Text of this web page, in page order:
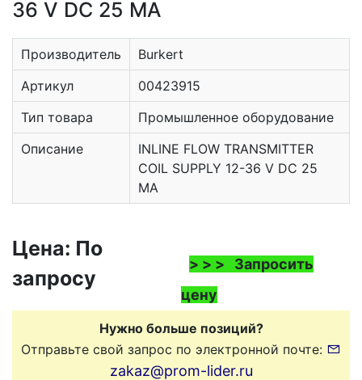
36 V DC 25 MA
Производитель
Burkert
Артикул
00423915
Тип товара
Промышленное оборудование
Описание
INLINE FLOW TRANSMITTER
COIL SUPPLY 12-36 V DC 25
MA
Цена: По
запросу
> > > Запросить
цену
Нужно больше позиций?
Отправьте свой запрос по электронной почте:
zakaz@prom-lider.ru